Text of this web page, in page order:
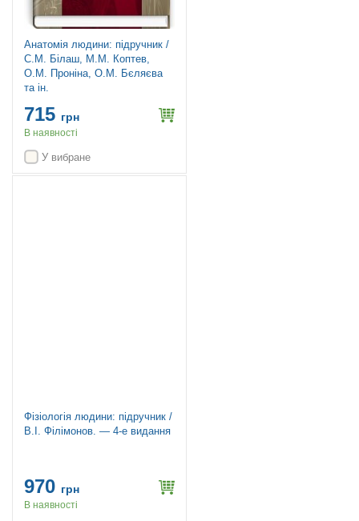
Анатомія людини: підручник /
С.М. Білаш, М.М. Коптев,
О.М. Проніна, О.М. Бєляєва
та ін.
715 грн
В наявності
У вибране
Фізіологія людини: підручник /
В.І. Філімонов. — 4-е видання
970 грн
В наявності